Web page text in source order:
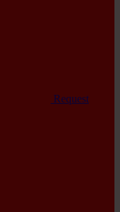
Request